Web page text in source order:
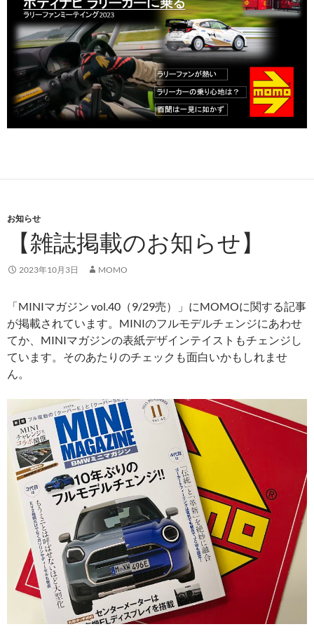
お知らせ
【雑誌掲載のお知らせ】
2023年10月3日 MOMO
「MINIマガジン vol.40（9/29売）」にMOMOに関する記事
が掲載されています。MINIのフルモデルチェンジにあわせ
てか、MINIマガジンの表紙デザインテイストもチェンジし
ています。そのあたりのチェックも面白いかもしれませ
ん。